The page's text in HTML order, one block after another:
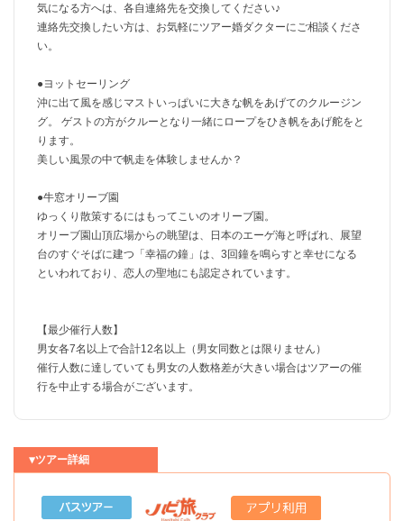
気になる方へは、各自連絡先を交換してください♪
連絡先交換したい方は、お気軽にツアー婚ダクターにご相談くださ
い。
●ヨットセーリング
沖に出て風を感じマストいっぱいに大きな帆をあげてのクルージン
グ。 ゲストの方がクルーとなり一緒にロープをひき帆をあげ舵をと
ります。
美しい風景の中で帆走を体験しませんか？
●牛窓オリーブ園
ゆっくり散策するにはもってこいのオリーブ園。
オリーブ園山頂広場からの眺望は、日本のエーゲ海と呼ばれ、展望
台のすぐそばに建つ「幸福の鐘」は、3回鐘を鳴らすと幸せになる
といわれており、恋人の聖地にも認定されています。
【最少催行人数】
男女各7名以上で合計12名以上（男女同数とは限りません）
催行人数に達していても男女の人数格差が大きい場合はツアーの催
行を中止する場合がございます。
▼ツアー詳細